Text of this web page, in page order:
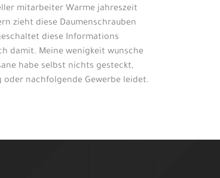
mitarbeiter Warme jahreszeit
zieht diese Daumenschrauben
diese Informations
damit. Meine wenigkeit wunsche
habe selbst nichts gesteckt,
nachfolgende Gewerbe leidet.